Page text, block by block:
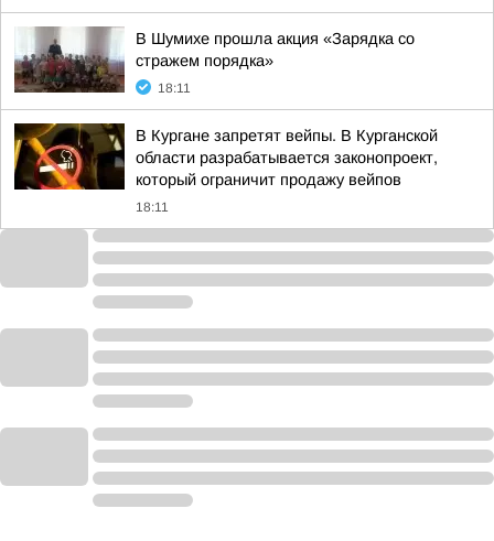
В Шумихе прошла акция «Зарядка со
стражем порядка»
18:11
В Кургане запретят вейпы. В Курганской
области разрабатывается законопроект,
который ограничит продажу вейпов
18:11